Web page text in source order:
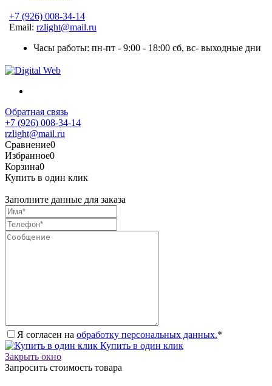
+7 (926) 008-34-14
Email: rzlight@mail.ru
Часы работы: пн-пт - 9:00 - 18:00 сб, вс- выходные дни
Обратная связь
+7 (926) 008-34-14
rzlight@mail.ru
Сравнение0
Избранное0
Корзина0
Купить в один клик
Заполните данные для заказа
Я согласен на обработку персональных данных.*
Купить в один клик
Закрыть окно
Запросить стоимость товара